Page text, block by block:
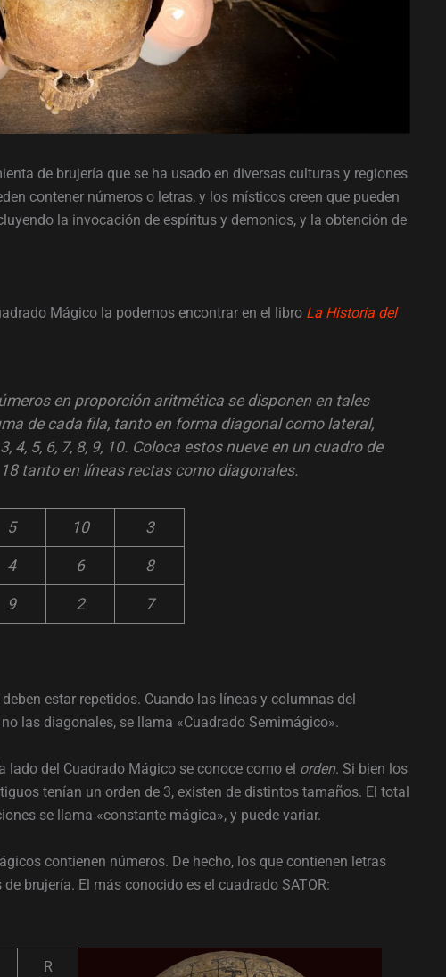
de brujería que se ha usado en diversas culturas y regiones
contener números o letras, y los místicos creen que pueden
la invocación de espíritus y demonios, y la obtención de
Mágico la podemos encontrar en el libro La Historia del
en proporción aritmética se disponen en tales
de cada fila, tanto en forma diagonal como lateral,
4, 5, 6, 7, 8, 9, 10. Coloca estos nueve en un cuadro de
tanto en líneas rectas como diagonales.
5 10 3
4 6 8
9 2 7
estar repetidos. Cuando las líneas y columnas del
las diagonales, se llama «Cuadrado Semimágico».
lado del Cuadrado Mágico se conoce como el orden. Si bien los
tenían un orden de 3, existen de distintos tamaños. El total
se llama «constante mágica», y puede variar.
contienen números. De hecho, los que contienen letras
brujería. El más conocido es el cuadrado SATOR:
R